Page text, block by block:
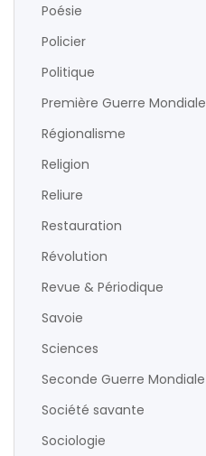
Poésie
Policier
Politique
Première Guerre Mondiale
Régionalisme
Religion
Reliure
Restauration
Révolution
Revue & Périodique
Savoie
Sciences
Seconde Guerre Mondiale
Société savante
Sociologie